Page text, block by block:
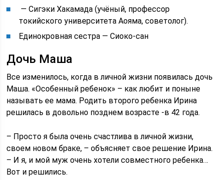
— Сигэки Хакамада (учёный, профессор
токийского университета Аояма, советолог).
Единокровная сестра — Сиоко-сан
Дочь Маша
Все изменилось, когда в личной жизни появилась дочь
Маша. «Особенный ребенок» – как любит и поныне
называть ее мама. Родить второго ребенка Ирина
решилась в довольно позднем возрасте -в 42 года.
– Просто я была очень счастлива в личной жизни,
своем новом браке, – объясняет свое решение Ирина.
– И я, и мой муж очень хотели совместного ребенка…
Вот и решились.